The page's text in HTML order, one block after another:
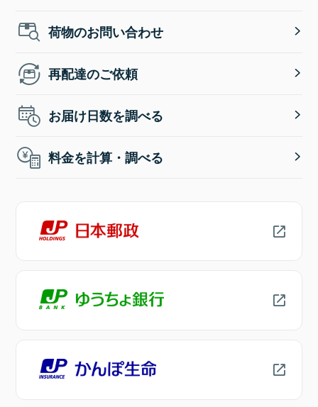
荷物のお問い合わせ
再配達のご依頼
お届け日数を調べる
料金を計算・調べる